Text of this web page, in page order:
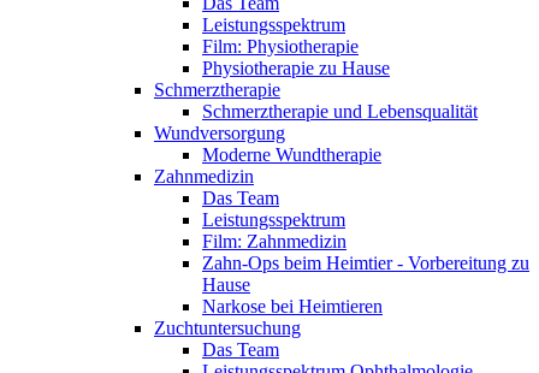
Leistungsspektrum
Film: Physiotherapie
Physiotherapie zu Hause
Schmerztherapie
Schmerztherapie und Lebensqualität
Wundversorgung
Moderne Wundtherapie
Zahnmedizin
Das Team
Leistungsspektrum
Film: Zahnmedizin
Zahn-Ops beim Heimtier - Vorbereitung zu
Hause
Narkose bei Heimtieren
Zuchtuntersuchung
Das Team